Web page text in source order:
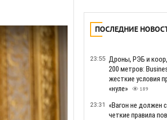
ПОСЛЕДНИЕ
23:55 Дроны, РЭБ и
200 метров:
жесткие условия
«нуле»
189
23:31
«Вагон не должен
четкие правила